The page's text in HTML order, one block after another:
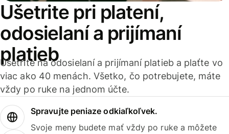
Ušetrite pri platení,
odosielaní a prijímaní
platieb
Ušetrite na odosielaní a prijímaní platieb a plaťte vo
viac ako 40 menách. Všetko, čo potrebujete, máte
vždy po ruke na jednom účte.
Spravujte peniaze odkiaľkoľvek.
Svoje meny budete mať vždy po ruke a môžete